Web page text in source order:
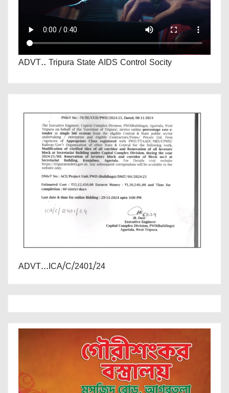
ADVT.. Tripura State AIDS Control Socity
ADVT...ICA/C/2401/24